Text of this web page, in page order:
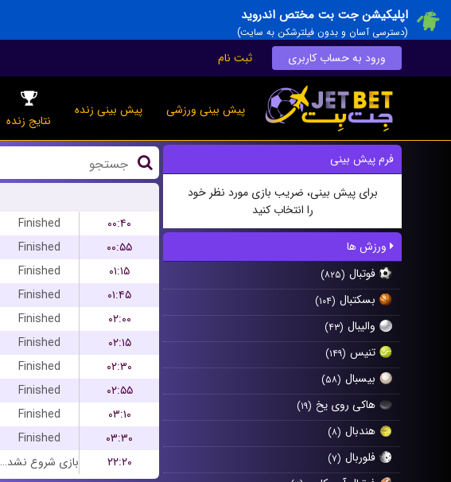
اپلیکیشن جت بت مختص اندروید
(دسترسی آسان و بدون فیلترشکن به سایت)
ورود به حساب کاربری ثبت نام
پیش بینی ورزشی پیش بینی زنده
نتایج زنده
فرم پیش بینی
برای پیش بینی، ضریب بازی مورد نظر خود
را انتخاب کنید
ورزش ها
فوتبال (۸۲۵)
بسکتبال (۱۰۴)
والیبال (۴۳)
تنیس (۱۴۹)
بیسبال (۵۸)
هاکی روی یخ (۱۹)
هندبال (۸)
فلوربال (۷)
Finished
۰۰:۴۰
Finished
۰۰:۵۵
Finished
۰۱:۱۵
Finished
۰۱:۴۵
Finished
۰۲:۰۰
Finished
۰۲:۱۵
Finished
۰۲:۳۰
Finished
۰۲:۵۵
Finished
۰۳:۱۰
Finished
۰۳:۳۰
بازی شروع نشده است ۲۲:۲۰